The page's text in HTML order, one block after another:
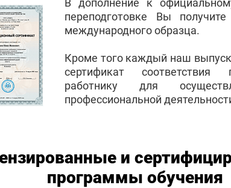
В дополнение к
переподготовке Вы
международного образца.
Кроме того каждый наш
сертификат соответствия
работнику для
профессиональной
и
программы обучения